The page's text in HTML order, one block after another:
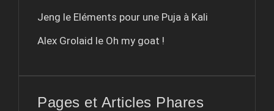
Jeng le Eléments pour une Puja à Kali
Alex Grolaid le Oh my goat !
Pages et Articles Phares